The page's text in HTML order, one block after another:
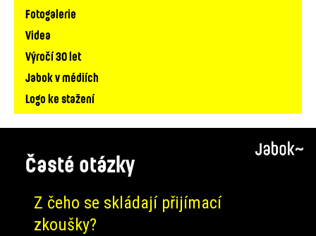
Fotogalerie
Videa
Výročí 30 let
Jabok v médiích
Logo ke stažení
Časté otázky
Z čeho se skládají přijímací
zkoušky?